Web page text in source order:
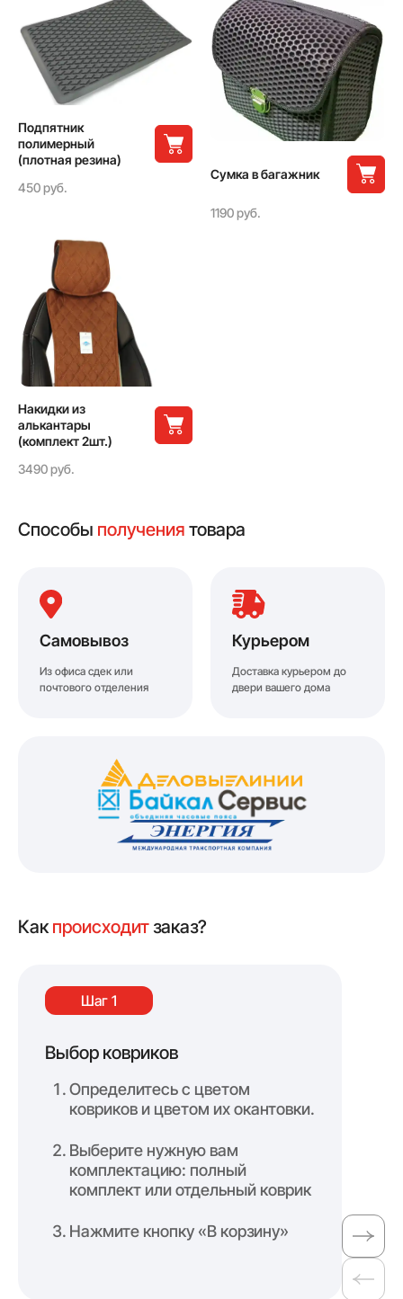
Подпятник
полимерный
(плотная резина)
450 руб.
Сумка в багажник
1190 руб.
Накидки из
алькантары
(комплект 2шт.)
3490 руб.
Способы получения товара
Самовывоз
Из офиса сдек или
почтового отделения
Курьером
Доставка курьером до
двери вашего дома
Какпроисходитзаказ?
Шаг 1
Выбор ковриков
Определитесь с цветом
ковриков и цветом их окантовки.
Выберите нужную вам
комплектацию: полный
комплект или отдельный коврик
Нажмите кнопку «В корзину»